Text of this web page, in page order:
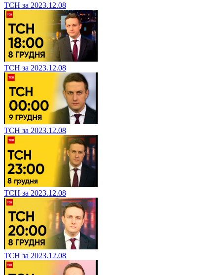
ТСН за 2023.12.08
ТСН за 2023.12.08
ТСН за 2023.12.08
ТСН за 2023.12.08
ТСН за 2023.12.08